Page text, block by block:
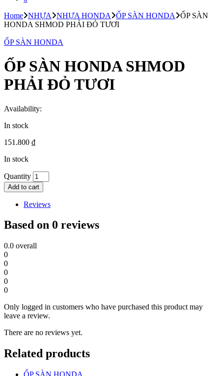
Home NHỰA NHỰA HONDA ỐP SÀN HONDA
ỐP SÀN
HONDA SHMOD PHẢI ĐỎ TƯƠI
ỐP SÀN HONDA
ỐP SÀN HONDA SHMOD
PHẢI ĐỎ TƯƠI
Availability:
In stock
151.800 ₫
In stock
Quantity
Add to cart
Reviews
Based on 0 reviews
0.0 overall
0
0
0
0
0
Only logged in customers who have purchased this product may
leave a review.
There are no reviews yet.
Related products